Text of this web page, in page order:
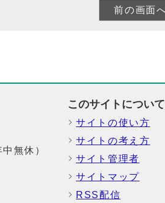
無休）
このサイトについて
サイトの使い方
サイトの考え方
サイト管理者
サイトマップ
RSS配信